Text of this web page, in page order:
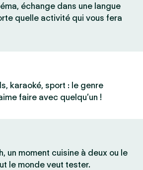
échange dans une langue
quelle activité qui vous fera
karaoké, sport : le genre
faire avec quelqu’un !
un moment cuisine à deux ou le
le monde veut tester.